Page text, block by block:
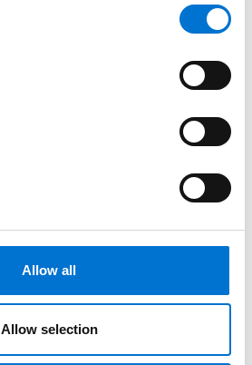
Allow all
Allow selection